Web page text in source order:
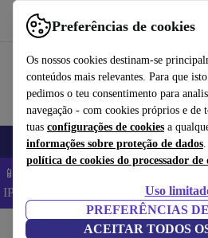
Preferências de cookies
Os nossos cookies destinam-se
conteúdos mais relevantes. Para que
pedimos o teu consentimento para
navegação - com cookies próprios e de
tuas configurações de cookies a
informações sobre proteção de dados
política de cookies do processador de
Uso
PREFERÊNCIAS
ACEITAR TODOS
Use o refurbed de forma rápida e fácil
Telemóveis Computadores Portáteis
📱 Poupa 5% EXTRA em todos os
IPHONEDEAL –
Início Jardim Ferramentas de